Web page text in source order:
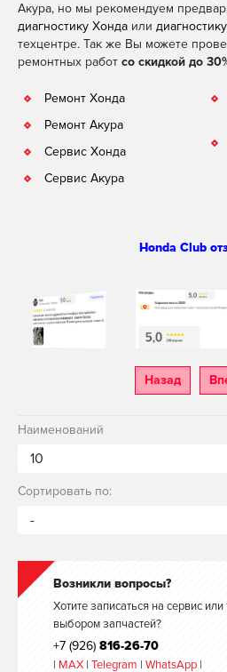
Акура, но мы рекомендуем
диагностику Хонда или
техцентре. Так же Вы можете
ремонтных работ со скидкой до
Ремонт Хонда
Ремонт Акура
Сервис Хонда
Сервис Акура
Honda Club
Назад
Наименований
10
Сортировать по:
-
Возникли вопросы?
Хотите записаться на сервис
выбором запчастей?
+7 (926) 816-26-70
| MAX | Telegram | WhatsApp |